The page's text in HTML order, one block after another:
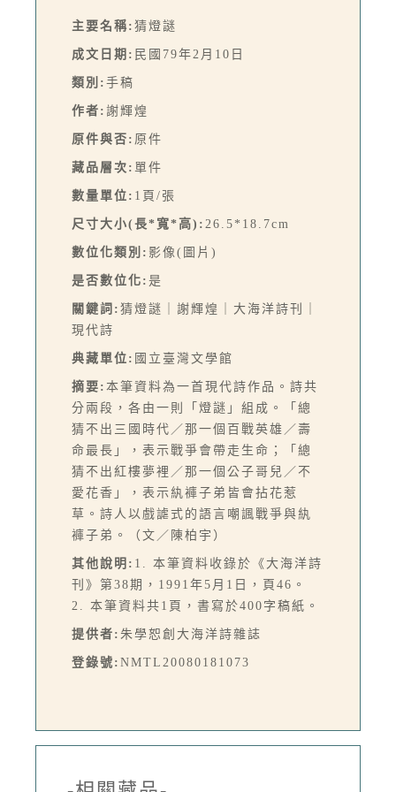
主要名稱: 猜燈謎
成文日期: 民國79年2月10日
類別: 手稿
作者: 謝輝煌
原件與否: 原件
藏品層次: 單件
數量單位: 1頁/張
尺寸大小(長*寬*高): 26.5*18.7cm
數位化類別: 影像(圖片)
是否數位化: 是
關鍵詞: 猜燈謎｜謝輝煌｜大海洋詩刊｜
現代詩
典藏單位: 國立臺灣文學館
摘要: 本筆資料為一首現代詩作品。詩共
分兩段，各由一則「燈謎」組成。「總
猜不出三國時代／那一個百戰英雄／壽
命最長」，表示戰爭會帶走生命；「總
猜不出紅樓夢裡／那一個公子哥兒／不
愛花香」，表示紈褲子弟皆會拈花惹
草。詩人以戲謔式的語言嘲諷戰爭與紈
褲子弟。（文／陳柏宇）
其他說明: 1. 本筆資料收錄於《大海洋詩
刊》第38期，1991年5月1日，頁46。
2. 本筆資料共1頁，書寫於400字稿紙。
提供者: 朱學恕創大海洋詩雜誌
登錄號: NMTL20080181073